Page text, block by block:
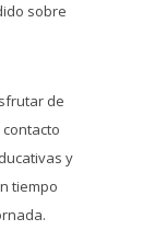
sobre
de
y
tiempo